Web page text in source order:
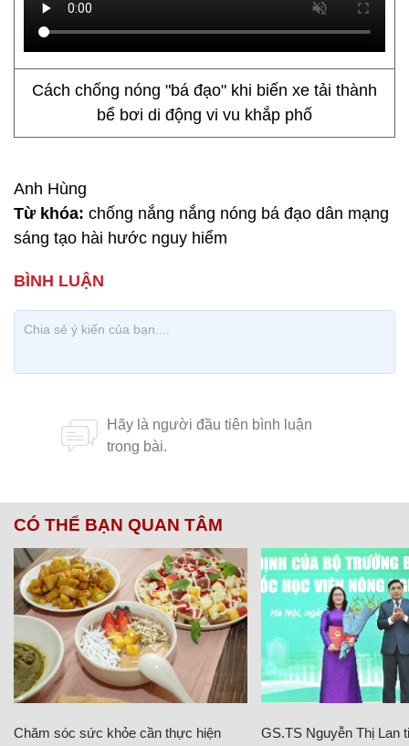
Cách chống nóng "bá đạo" khi biến xe tải thành
bể bơi di động vi vu khắp phố
Anh Hùng
Từ khóa: chống nắng nắng nóng bá đạo dân mạng
sáng tạo hài hước nguy hiểm
CÓ THỂ BẠN QUAN TÂM
Chăm sóc sức khỏe cần thực hiện
GS.TS Nguyễn Thị Lan